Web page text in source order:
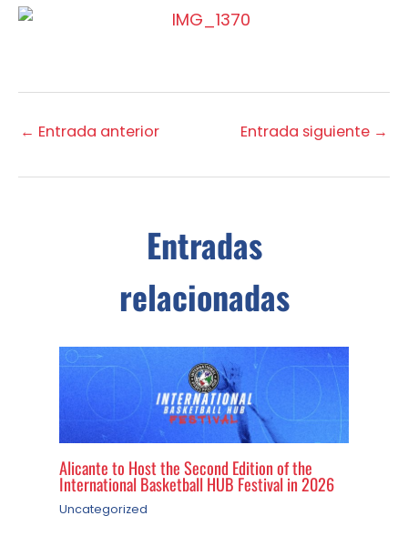
← Entrada anterior Entrada siguiente →
Entradas
relacionadas
Alicante to Host the Second Edition of the
International Basketball HUB Festival in 2026
Uncategorized